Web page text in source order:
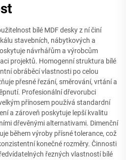
bílé MDF desky z ní činí
stavebních, nábytkových a
návrhářům a výrobcům
projektů. Homogenní struktura bílé
obráběcí vlastnosti po celou
přesné řezání, směrování, vrtání a
Profesionální dřevorubci
přínosem používá standardní
a zároveň poskytuje lepší kvalitu
dřevěnými alternativami. Dimenční
během výroby přísné tolerance, což
konečné rozměry. Činnosti
řezných vlastností bílé